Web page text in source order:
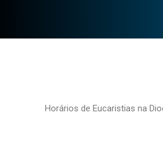
Horários de Eucaristias na